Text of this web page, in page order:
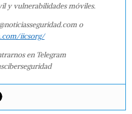
y vulnerabilidades móviles.
o
iicsorg/
en Telegram